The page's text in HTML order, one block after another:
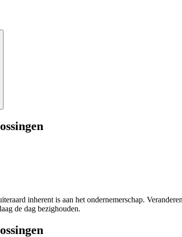
inherent is aan het ondernemerschap.
de dag bezighouden.